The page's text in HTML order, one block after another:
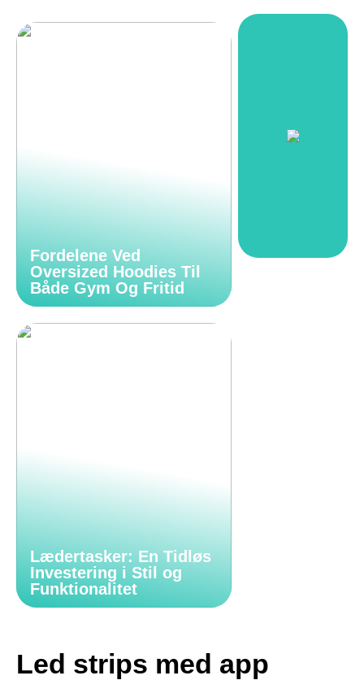
Fordelene Ved
Oversized Hoodies Til
Både Gym Og Fritid
Lædertasker: En Tidløs
Investering i Stil og
Funktionalitet
Led strips med app